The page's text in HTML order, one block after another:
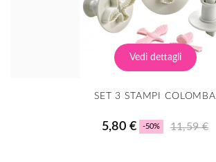
Vedi dettagli
SET 3 STAMPI COLOMBA
5,80 € -50% 11,59 €